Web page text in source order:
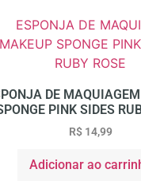
DE
PINK SIDES
R$14,99
Adicionar ao